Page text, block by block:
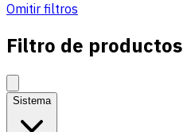
Omitir filtros
Filtro de productos
Sistema